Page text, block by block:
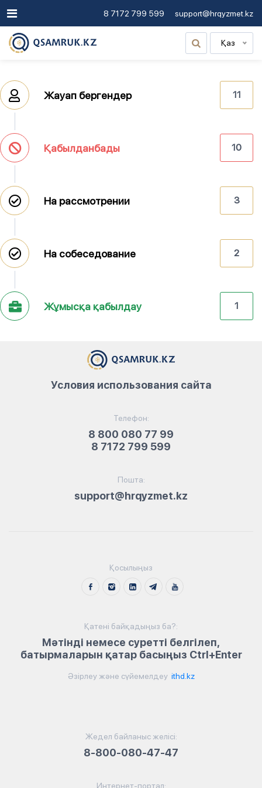
8 7172 799 599 support@hrqyzmet.kz
Қаз
Жауап бергендер 11
Қабылданбады 10
На рассмотрении 3
На собеседование 2
Жұмысқа қабылдау 1
Телефон:
8 800 080 77 99
8 7172 799 599
Пошта:
support@hrqyzmet.kz
Условия использования сайта
Қосылыңыз
Қатені байқадыңыз ба?:
Мәтінді немесе суретті белгілеп,
батырмаларын қатар басыңыз Ctrl+Enter
Әзірлеу және сүйемелдеу ithd.kz
Жедел байланыс желісі:
8-800-080-47-47
Интернет-портал: